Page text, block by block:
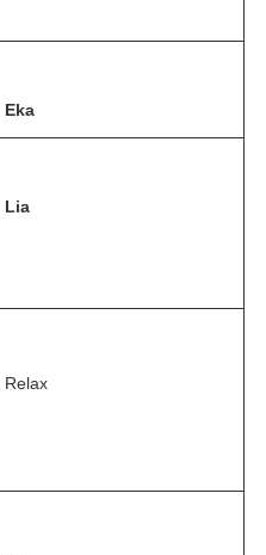
Eka
Lia
Relax